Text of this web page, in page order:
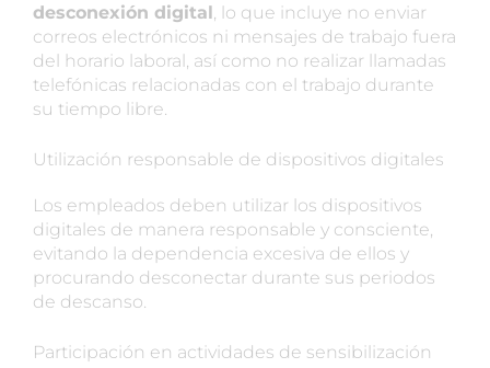
desconexión digital, lo que incluye no enviar
correos electrónicos ni mensajes de trabajo fuera
del horario laboral, así como no realizar llamadas
telefónicas relacionadas con el trabajo durante
su tiempo libre.
Utilización responsable de dispositivos digitales
Los empleados deben utilizar los dispositivos
digitales de manera responsable y consciente,
evitando la dependencia excesiva de ellos y
procurando desconectar durante sus periodos
de descanso.
Participación en actividades de sensibilización